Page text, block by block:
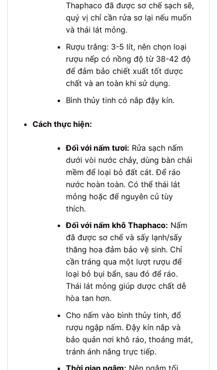
Thaphaco đã được sơ chế sạch sẽ,
quý vị chỉ cần rửa sơ lại nếu muốn
và thái lát mỏng.
Rượu trắng: 3-5 lít, nên chọn loại
rượu nếp có nồng độ từ 38-42 độ
để đảm bảo chiết xuất tốt dược
chất và an toàn khi sử dụng.
Bình thủy tinh có nắp đậy kín.
Cách thực hiện:
Đối với nấm tươi: Rửa sạch nấm
dưới vòi nước chảy, dùng bàn chải
mềm để loại bỏ đất cát. Để ráo
nước hoàn toàn. Có thể thái lát
mỏng hoặc để nguyên củ tùy
thích.
Đối với nấm khô Thaphaco: Nấm
đã được sơ chế và sấy lạnh/sấy
thăng hoa đảm bảo vệ sinh. Chỉ
cần tráng qua một lượt rượu để
loại bỏ bụi bẩn, sau đó để ráo.
Thái lát mỏng giúp dược chất dễ
hòa tan hơn.
Cho nấm vào bình thủy tinh, đổ
rượu ngập nấm. Đậy kín nắp và
bảo quản nơi khô ráo, thoáng mát,
tránh ánh nắng trực tiếp.